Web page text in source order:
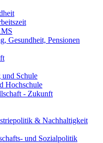
Gesundheit, Pensionen
und Schule
Hochschule
- Zukunft
& Nachhaltigkeit
und Sozialpolitik